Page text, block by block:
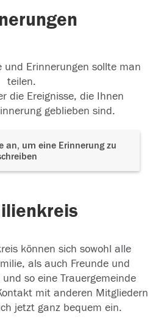
und Erinnerungen sollte man
teilen.
die Ereignisse, die Ihnen
geblieben sind.
an, um eine Erinnerung zu
können sich sowohl alle
als auch Freunde und
so eine Trauergemeinde
mit anderen Mitgliedern
jetzt ganz bequem ein.